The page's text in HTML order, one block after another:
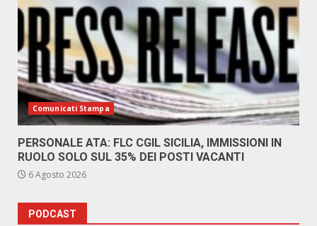
Comunicati Stampa
PERSONALE ATA: FLC CGIL SICILIA, IMMISSIONI IN
RUOLO SOLO SUL 35% DEI POSTI VACANTI
6 Agosto 2026
PODCAST